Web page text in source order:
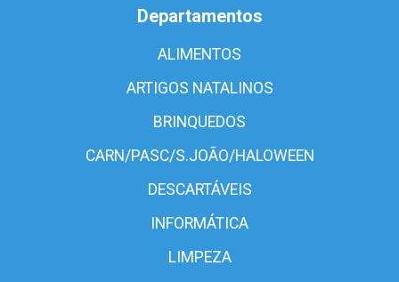
Departamentos
ALIMENTOS
ARTIGOS NATALINOS
BRINQUEDOS
CARN/PASC/S.JOÃO/HALOWEEN
DESCARTÁVEIS
INFORMÁTICA
LIMPEZA